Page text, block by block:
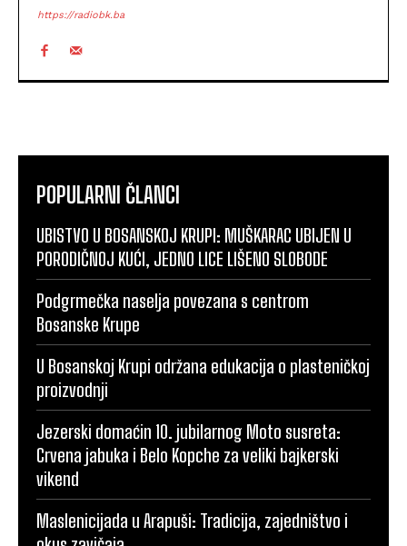
https://radiobk.ba
POPULARNI ČLANCI
UBISTVO U BOSANSKOJ KRUPI: MUŠKARAC UBIJEN U
PORODIČNOJ KUĆI, JEDNO LICE LIŠENO SLOBODE
Podgrmečka naselja povezana s centrom
Bosanske Krupe
U Bosanskoj Krupi održana edukacija o plasteničkoj
proizvodnji
Jezerski domaćin 10. jubilarnog Moto susreta:
Crvena jabuka i Belo Kopche za veliki bajkerski
vikend
Maslenicijada u Arapuši: Tradicija, zajedništvo i